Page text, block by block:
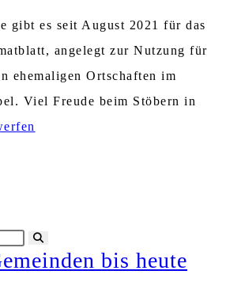
gibt es seit August 2021 für das
angelegt zur Nutzung für
ehemaligen Ortschaften im
Viel Freude beim Stöbern in
starten
bis heute